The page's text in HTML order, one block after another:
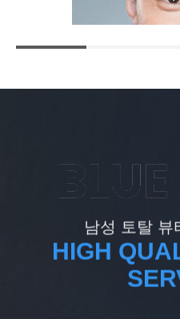
남성 토탈 뷰
HIGH